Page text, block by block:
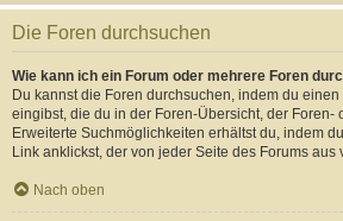
Die Foren durchsuchen
Wie kann ich ein Forum oder mehrere Foren
Du kannst die Foren durchsuchen, indem du
eingibst, die du in der Foren-Übersicht, der Foren-
Erweiterte Suchmöglichkeiten erhältst du, indem
Link anklickst, der von jeder Seite des Forums aus
Nach oben